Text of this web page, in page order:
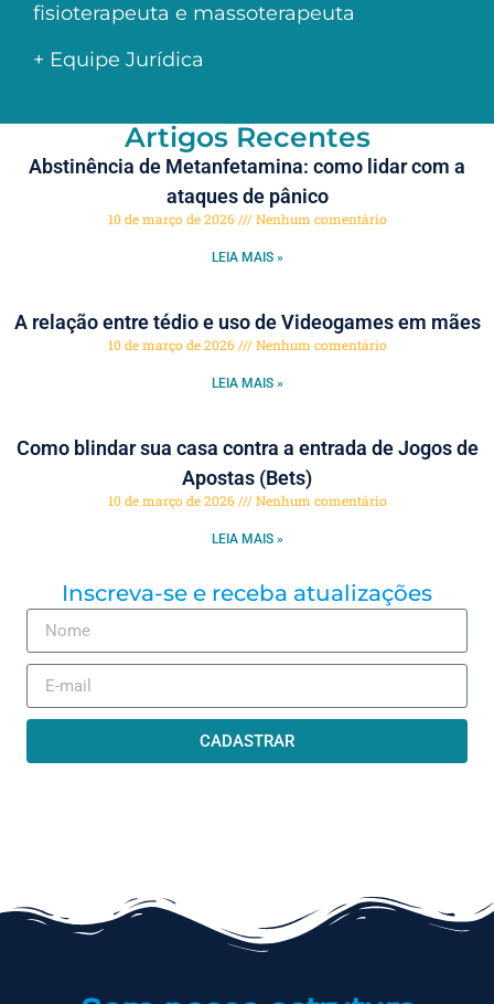
fisioterapeuta e massoterapeuta
+ Equipe Jurídica
Artigos Recentes
Abstinência de Metanfetamina: como lidar com a
ataques de pânico
10 de março de 2026 Nenhum comentário
LEIA MAIS »
A relação entre tédio e uso de Videogames em mães
10 de março de 2026 Nenhum comentário
LEIA MAIS »
Como blindar sua casa contra a entrada de Jogos de
Apostas (Bets)
10 de março de 2026 Nenhum comentário
LEIA MAIS »
Inscreva-se e receba atualizações
CADASTRAR